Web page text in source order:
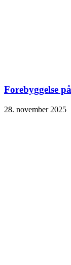
Forebyggelse
28. november 2025